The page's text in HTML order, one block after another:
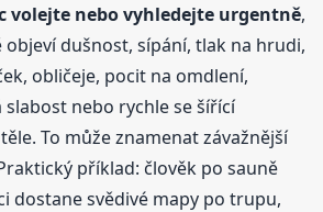
volejte nebo vyhledejte urgentně,
objeví dušnost, sípání, tlak na hrudi,
obličeje, pocit na omdlení,
nebo rychle se šířící
To může znamenat závažnější
příklad: člověk po sauně
dostane svědivé mapy po trupu,